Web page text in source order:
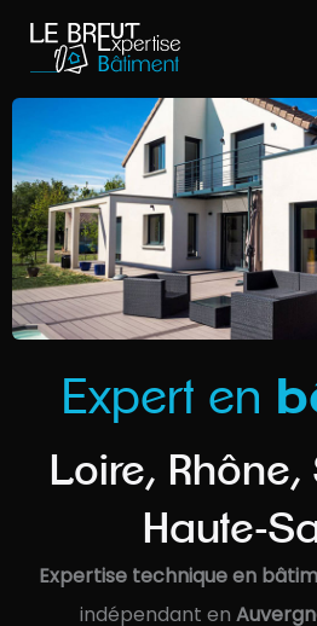
contenu
Expert en
Loire,
Haute-
Expertise technique en
indépendant en